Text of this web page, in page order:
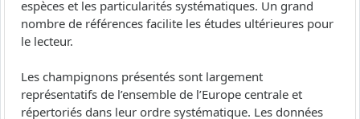
espèces et les particularités systématiques. Un grand
nombre de références facilite les études ultérieures pour
le lecteur.
Les champignons présentés sont largement
représentatifs de l’ensemble de l’Europe centrale et
répertoriés dans leur ordre systématique. Les données